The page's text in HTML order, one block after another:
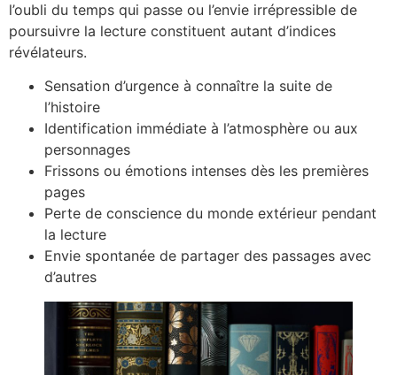
l’oubli du temps qui passe ou l’envie irrépressible de
poursuivre la lecture constituent autant d’indices
révélateurs.
Sensation d’urgence à connaître la suite de
l’histoire
Identification immédiate à l’atmosphère ou aux
personnages
Frissons ou émotions intenses dès les premières
pages
Perte de conscience du monde extérieur pendant
la lecture
Envie spontanée de partager des passages avec
d’autres